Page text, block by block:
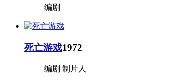
编剧
死亡游戏1972
编剧 制片人